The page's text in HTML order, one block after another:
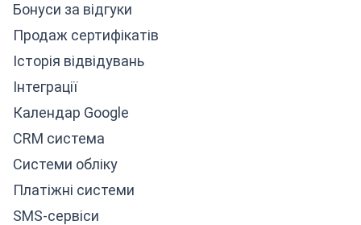
Бонуси за відгуки
Продаж сертифікатів
Історія відвідувань
Інтеграції
Календар Google
CRM система
Системи обліку
Платіжні системи
SMS-сервіси